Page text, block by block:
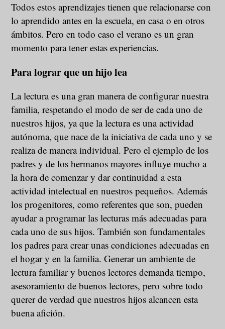
Todos estos aprendizajes tienen que relacionarse con
lo aprendido antes en la escuela, en casa o en otros
ámbitos. Pero en todo caso el verano es un gran
momento para tener estas experiencias.
Para lograr que un hijo lea
La lectura es una gran manera de configurar nuestra
familia, respetando el modo de ser de cada uno de
nuestros hijos, ya que la lectura es una actividad
autónoma, que nace de la iniciativa de cada uno y se
realiza de manera individual. Pero el ejemplo de los
padres y de los hermanos mayores influye mucho a
la hora de comenzar y dar continuidad a esta
actividad intelectual en nuestros pequeños. Además
los progenitores, como referentes que son, pueden
ayudar a programar las lecturas más adecuadas para
cada uno de sus hijos. También son fundamentales
los padres para crear unas condiciones adecuadas en
el hogar y en la familia. Generar un ambiente de
lectura familiar y buenos lectores demanda tiempo,
asesoramiento de buenos lectores, pero sobre todo
querer de verdad que nuestros hijos alcancen esta
buena afición.